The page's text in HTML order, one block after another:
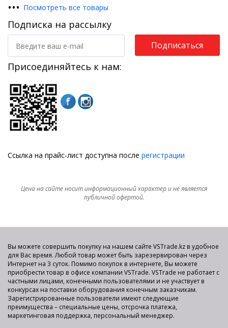
••• Посмотреть все товары
Подписка на рассылку
Подписаться
Присоединяйтесь к нам:
Ссылка на прайс-лист доступна после регистрации
Цена на сайте носит информационный характер и не является
публичной офертой.
Вы можете совершить покупку на нашем сайте VSTrade.kz в удобное
для Вас время. Любой товар может быть зарезервирован через
Интернет на 3 суток. Помимо покупок в интернете, Вы можете
приобрести товар в офисе компании VSTrade. VSTrade не работает с
частными лицами, конечными пользователями и не участвует в
конкурсах на поставки оборудования конечным заказчикам.
Зарегистрированные пользователи имеют следующие
преимущества – специальные цены, отсрочка платежа,
маркетинговая поддержка, персональный менеджер.